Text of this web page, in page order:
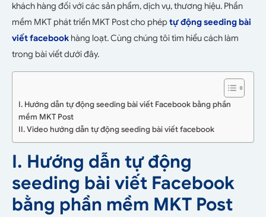
khách hàng đối với các sản phẩm, dịch vụ, thương hiệu. Phần
mềm MKT phát triển MKT Post cho phéptự động seeding bài
viết facebook hàng loạt. Cùng chúng tôi tìm hiểu cách làm
trong bài viết dưới đây.
I. Hướng dẫn tự động seeding bài viết Facebook bằng phần
mềm MKT Post
II. Video hướng dẫn tự động seeding bài viết facebook
I. Hướng dẫn tự động
seeding bài viết Facebook
bằng phần mềm MKT Post